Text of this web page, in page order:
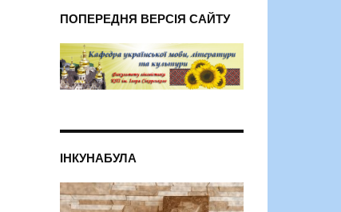
ПОПЕРЕДНЯ ВЕРСІЯ САЙТУ
ІНКУНАБУЛА